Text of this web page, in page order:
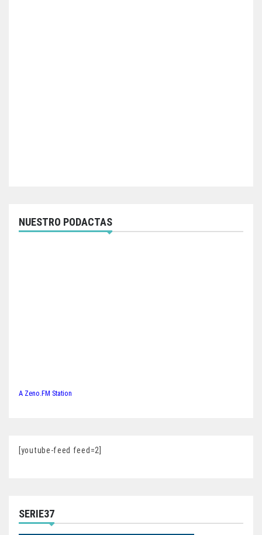
NUESTRO PODACTAS
A Zeno.FM Station
[youtube-feed feed=2]
SERIE37